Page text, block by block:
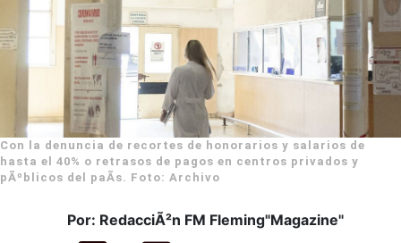
Con la denuncia de recortes de honorarios y salarios de
hasta el 40% o retrasos de pagos en centros privados y
pÃºblicos del paÃ­s. Foto: Archivo
Por: RedacciÃ²n FM Fleming"Magazine"